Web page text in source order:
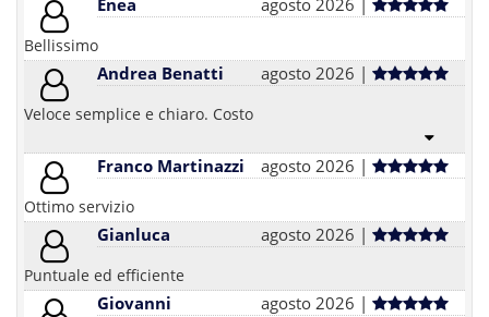
Enea agosto 2026 |
Bellissimo
Andrea Benatti agosto 2026 |
Veloce semplice e chiaro. Costo
Franco Martinazzi agosto 2026 |
Ottimo servizio
Gianluca agosto 2026 |
Puntuale ed efficiente
Giovanni agosto 2026 |